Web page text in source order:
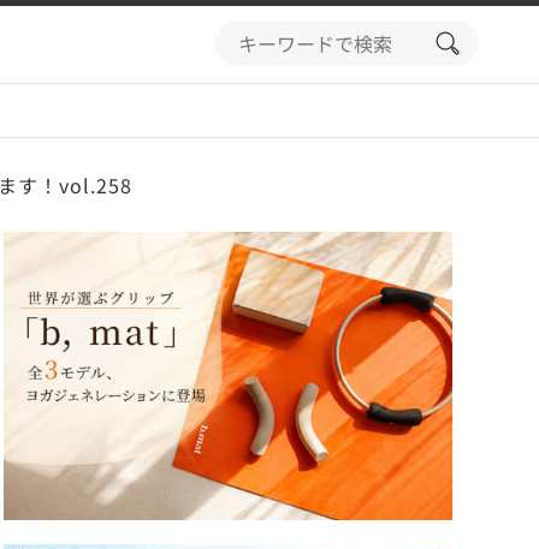
search
す！vol.258